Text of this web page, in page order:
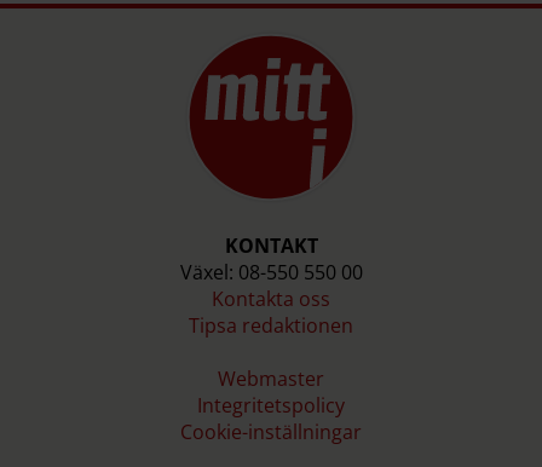
KONTAKT
Växel: 08-550 550 00
Kontakta oss
Tipsa redaktionen
Webmaster
Integritetspolicy
Cookie-inställningar